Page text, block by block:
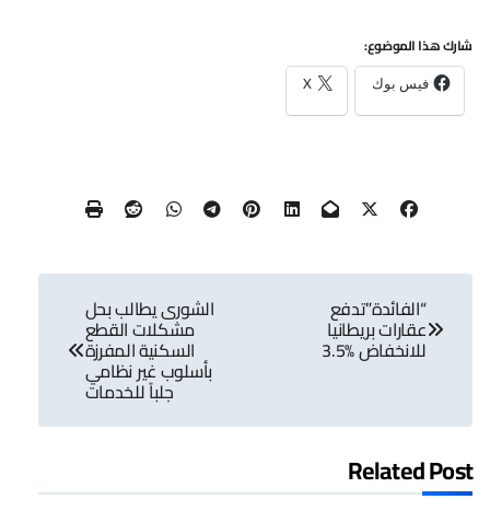
شارك هذا الموضوع:
فيس بوك X
تصفّح
المقالات
“الفائدة”تدفع
عقارات بريطانيا
للانخفاض %3.5
الشورى يطالب بحل
مشكلات القطع
السكنية المفرزة
بأسلوب غير نظامي
جلباً للخدمات
Related Post